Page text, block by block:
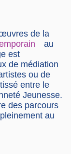
de la
au
est
de médiation
ou de
entre le
Jeunesse.
des parcours
au